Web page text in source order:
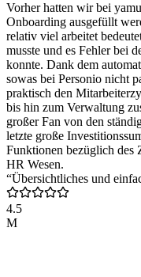
Vorher hatten wir bei
Onboarding ausgefüllt
relativ viel arbeitet
musste und es Fehler bei
konnte. Dank dem
sowas bei Personio nicht
praktisch den
bis hin zum Verwaltung
großer Fan von den
letzte große
Funktionen bezüglich des
HR Wesen.
“Übersichtliches und
4.5
M